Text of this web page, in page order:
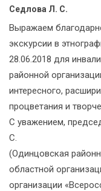
Седлова Л. С.
Выражаем
экскурсии в
28.06.2018 для
районной
интересного,
процветания и
С уважением,
С.
(Одинцовская
областной
организации